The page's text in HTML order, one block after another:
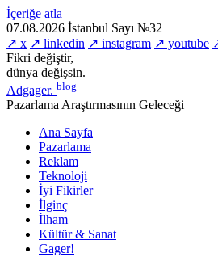
İçeriğe atla
07.08.2026 İstanbul Sayı №32
↗ x ↗ linkedin ↗ instagram ↗ youtube
Fikri değiştir,
dünya değişsin.
Adgager. blog
Pazarlama Araştırmasının Geleceği
Ana Sayfa
Pazarlama
Reklam
Teknoloji
İyi Fikirler
İlginç
İlham
Kültür & Sanat
Gager!